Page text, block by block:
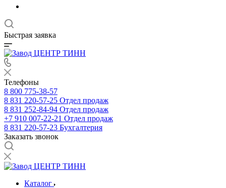
Быстрая заявка
Телефоны
8 800 775-38-57
8 831 220-57-25 Отдел продаж
8 831 252-84-94 Отдел продаж
+7 910 007-22-21 Отдел продаж
8 831 220-57-23 Бухгалтерия
Заказать звонок
Каталог